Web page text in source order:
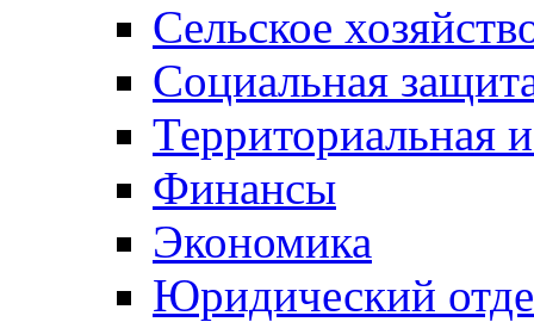
Сельское
Социальная
Территориальная
Финансы
Экономика
Юридический